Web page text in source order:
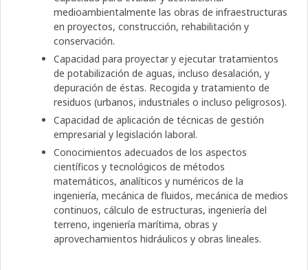
medioambientalmente las obras de infraestructuras
en proyectos, construcción, rehabilitación y
conservación.
Capacidad para proyectar y ejecutar tratamientos
de potabilización de aguas, incluso desalación, y
depuración de éstas. Recogida y tratamiento de
residuos (urbanos, industriales o incluso peligrosos).
Capacidad de aplicación de técnicas de gestión
empresarial y legislación laboral.
Conocimientos adecuados de los aspectos
científicos y tecnológicos de métodos
matemáticos, analíticos y numéricos de la
ingeniería, mecánica de fluidos, mecánica de medios
continuos, cálculo de estructuras, ingeniería del
terreno, ingeniería marítima, obras y
aprovechamientos hidráulicos y obras lineales.